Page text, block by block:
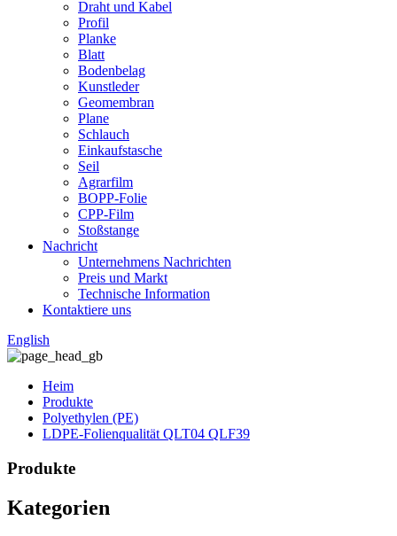
Draht und Kabel
Profil
Planke
Blatt
Bodenbelag
Kunstleder
Geomembran
Plane
Schlauch
Einkaufstasche
Seil
Agrarfilm
BOPP-Folie
CPP-Film
Stoßstange
Nachricht
Unternehmens Nachrichten
Preis und Markt
Technische Information
Kontaktiere uns
English
Heim
Produkte
Polyethylen (PE)
LDPE-Folienqualität QLT04 QLF39
Produkte
Kategorien